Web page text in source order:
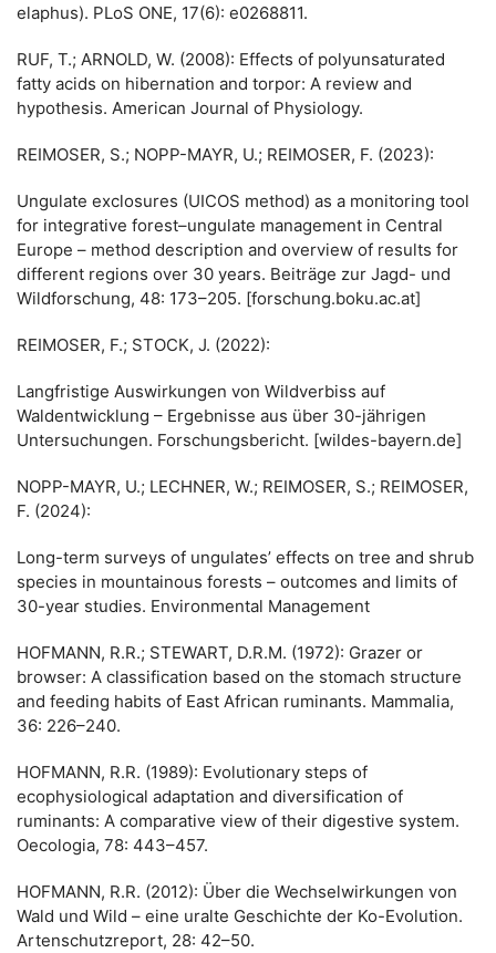
elaphus). PLoS ONE, 17(6): e0268811.
RUF, T.; ARNOLD, W. (2008): Effects of polyunsaturated
fatty acids on hibernation and torpor: A review and
hypothesis. American Journal of Physiology.
REIMOSER, S.; NOPP-MAYR, U.; REIMOSER, F. (2023):
Ungulate exclosures (UICOS method) as a monitoring tool
for integrative forest–ungulate management in Central
Europe – method description and overview of results for
different regions over 30 years. Beiträge zur Jagd- und
Wildforschung, 48: 173–205. [forschung.boku.ac.at]
REIMOSER, F.; STOCK, J. (2022):
Langfristige Auswirkungen von Wildverbiss auf
Waldentwicklung – Ergebnisse aus über 30-jährigen
Untersuchungen. Forschungsbericht. [wildes-bayern.de]
NOPP-MAYR, U.; LECHNER, W.; REIMOSER, S.; REIMOSER,
F. (2024):
Long-term surveys of ungulates’ effects on tree and shrub
species in mountainous forests – outcomes and limits of
30-year studies. Environmental Management
HOFMANN, R.R.; STEWART, D.R.M. (1972): Grazer or
browser: A classification based on the stomach structure
and feeding habits of East African ruminants. Mammalia,
36: 226–240.
HOFMANN, R.R. (1989): Evolutionary steps of
ecophysiological adaptation and diversification of
ruminants: A comparative view of their digestive system.
Oecologia, 78: 443–457.
HOFMANN, R.R. (2012): Über die Wechselwirkungen von
Wald und Wild – eine uralte Geschichte der Ko-Evolution.
Artenschutzreport, 28: 42–50.